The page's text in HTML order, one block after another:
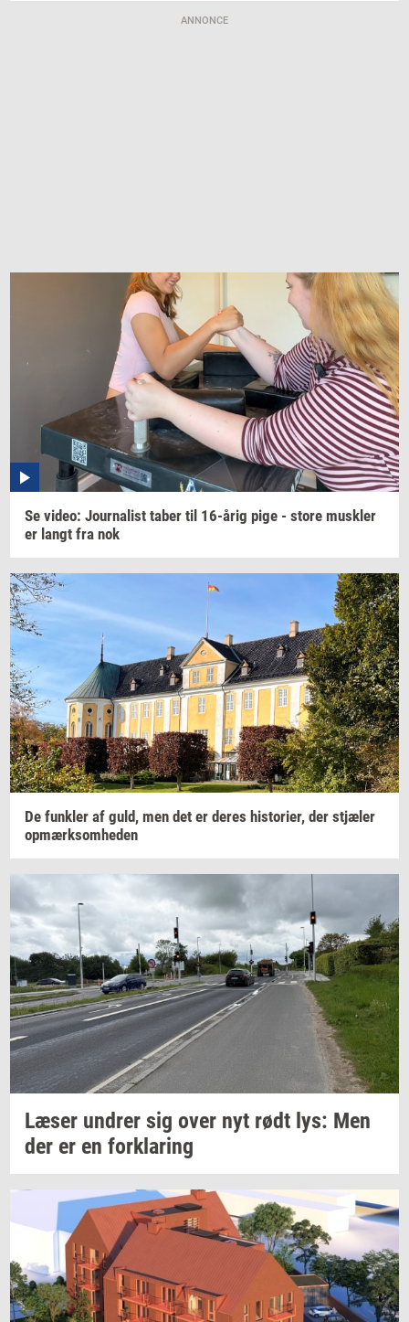
ANNONCE
Se video: Jour­na­list taber til 16-årig pige - store mus­k­ler
er langt fra nok
De funk­ler af guld, men det er deres hi­sto­ri­er, der stjæ­ler
op­mærk­som­he­den
Læser un­drer sig over nyt rødt lys: Men
der er en for­kla­ring